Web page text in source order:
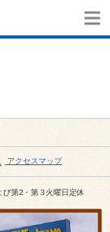
アクセスマップ
第2・第３火曜日定休